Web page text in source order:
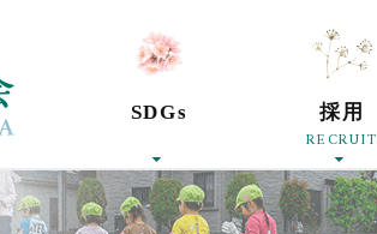
社会福祉法人砂原母の会
SDGs 採用
RECRUIT